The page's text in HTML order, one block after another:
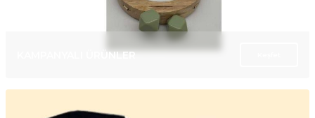
KAMPANYALI ÜRÜNLER